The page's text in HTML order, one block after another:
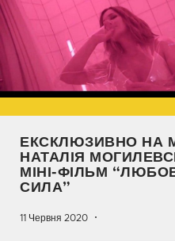
ЕКСКЛЮЗИВНО НА
НАТАЛІЯ
МІНІ-ФІЛЬМ
СИЛА”
11 Червня 2020